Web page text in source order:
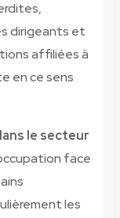
dirigeants et
affiliées à
en ce sens
le secteur
face
les